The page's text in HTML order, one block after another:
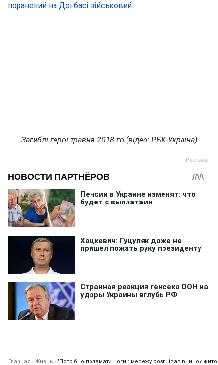
поранений на Донбасі військовий.
Загиблі герої травня 2018-го (відео: РБК-Україна)
Главная › Жизнь › "Потрібно поламати ноги": мережу розгнівав вчинок